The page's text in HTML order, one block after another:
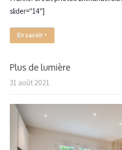
slider="14"]
En savoir +
Plus de lumière
31 août 2021